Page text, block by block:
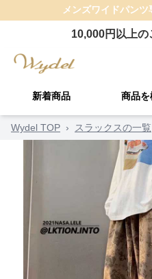
メンズワイドパンツ
10,000円以上の
新着商品 商品を
Wydel TOP › スラックスの一覧